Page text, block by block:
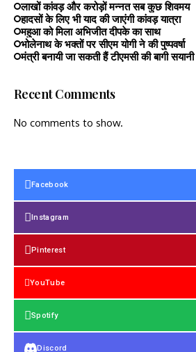
लाखों कांवड़ और करोड़ों मन्नत सब कुछ शिवमय
हादसों के लिए भी याद की जाएंगी कांवड़ यात्रा
महुआ को मिला अभिजीत दीपके का साथ
भोलेनाथ के भक्तों पर सीएम योगी ने की पुष्पवर्षा
मंत्री बनायी जा सकती हैं टीएमसी की बागी
Recent Comments
No comments to show.
Facebook
Instagram
Pinterest
YouTube
Spotify
Discord